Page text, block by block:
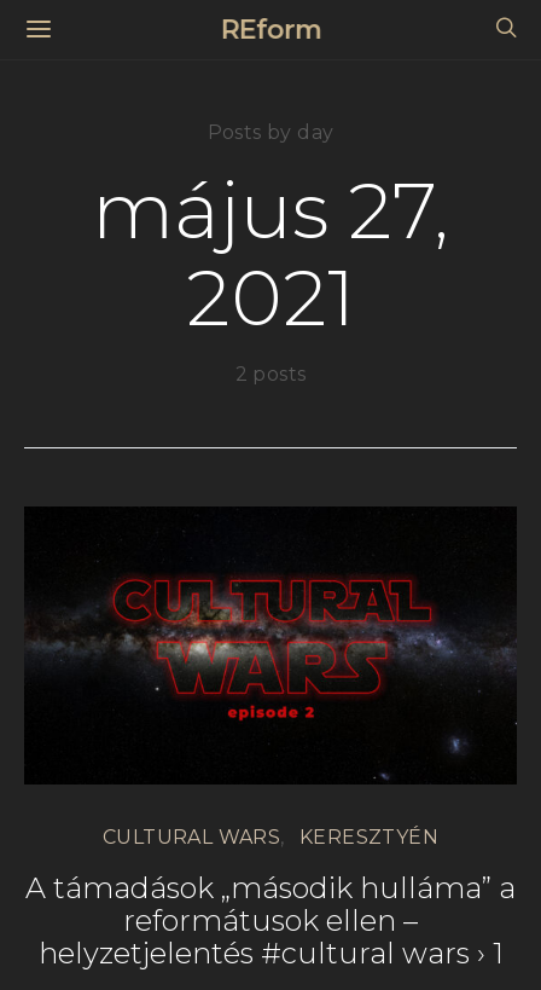
REform
Posts by day
május 27,
2021
2 posts
CULTURAL WARS KERESZTYÉN
A támadások „második hulláma” a
reformátusok ellen –
helyzetjelentés #cultural wars › 1